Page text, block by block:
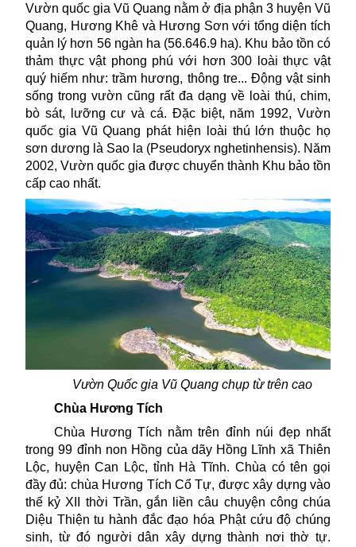
Vườn quốc gia Vũ Quang nằm ở địa phận 3 huyện Vũ
Quang, Hương Khê và Hương Sơn với tổng diện tích
quản lý hơn 56 ngàn ha (56.646.9 ha). Khu bảo tồn có
thảm thực vật phong phú với hơn 300 loài thực vật
quý hiếm như: trầm hương, thông tre... Động vật sinh
sống trong vườn cũng rất đa dạng về loài thú, chim,
bò sát, lưỡng cư và cá. Đặc biệt, năm 1992, Vườn
quốc gia Vũ Quang phát hiện loài thú lớn thuộc họ
sơn dương là Sao la (Pseudoryx nghetinhensis). Năm
2002, Vườn quốc gia được chuyển thành Khu bảo tồn
cấp cao nhất.
Vườn Quốc gia Vũ Quang chụp từ trên cao
Chùa Hương Tích
Chùa Hương Tích nằm trên đỉnh núi đẹp nhất
trong 99 đỉnh non Hồng của dãy Hồng Lĩnh xã Thiên
Lộc, huyện Can Lộc, tỉnh Hà Tĩnh. Chùa có tên gọi
đầy đủ: chùa Hương Tích Cổ Tự, được xây dựng vào
thế kỷ XII thời Trần, gắn liền câu chuyện công chúa
Diệu Thiện tu hành đắc đạo hóa Phật cứu độ chúng
sinh, từ đó người dân xây dựng thành nơi thờ tự.